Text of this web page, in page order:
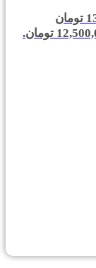
قیمت اصلی: 13,000,000 تومان